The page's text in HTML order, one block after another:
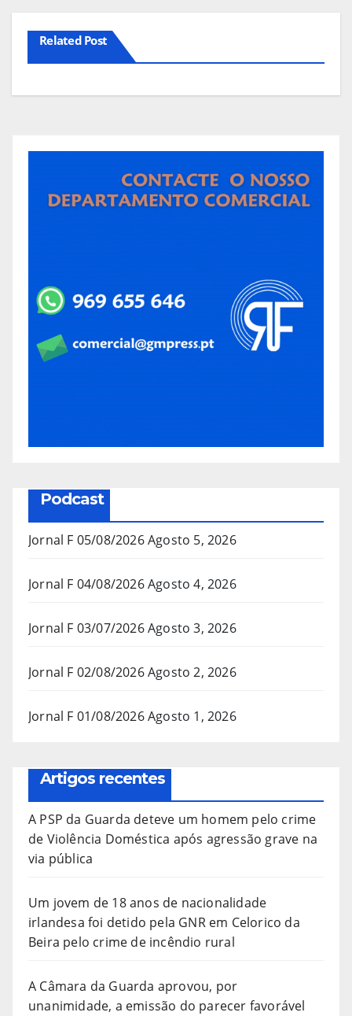
Related Post
Podcast
Jornal F 05/08/2026Agosto 5, 2026
Jornal F 04/08/2026Agosto 4, 2026
Jornal F 03/07/2026Agosto 3, 2026
Jornal F 02/08/2026Agosto 2, 2026
Jornal F 01/08/2026Agosto 1, 2026
Artigos recentes
A PSP da Guarda deteve um homem pelo crime
de Violência Doméstica após agressão grave na
via pública
Um jovem de 18 anos de nacionalidade
irlandesa foi detido pela GNR em Celorico da
Beira pelo crime de incêndio rural
A Câmara da Guarda aprovou, por
unanimidade, a emissão do parecer favorável